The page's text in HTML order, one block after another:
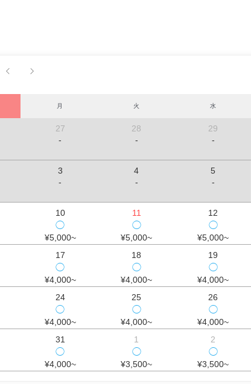
月 火 水
27
-
28
-
29
-
3
-
4
-
5
-
10
◯
¥5,000~
11
◯
¥5,000~
12
◯
¥5,000~
17
◯
¥4,000~
18
◯
¥4,000~
19
◯
¥4,000~
24
◯
¥4,000~
25
◯
¥4,000~
26
◯
¥4,000~
31
◯
¥4,000~
1
◯
¥3,500~
2
◯
¥3,500~